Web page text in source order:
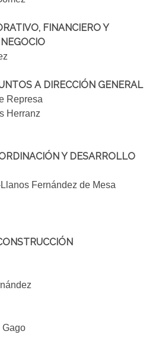
FINANCIERO Y
A DIRECCIÓN GENERAL
Represa
Herranz
Y DESARROLLO
Fernández de Mesa
Gago